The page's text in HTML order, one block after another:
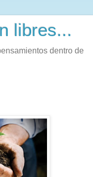
libres...
dentro de